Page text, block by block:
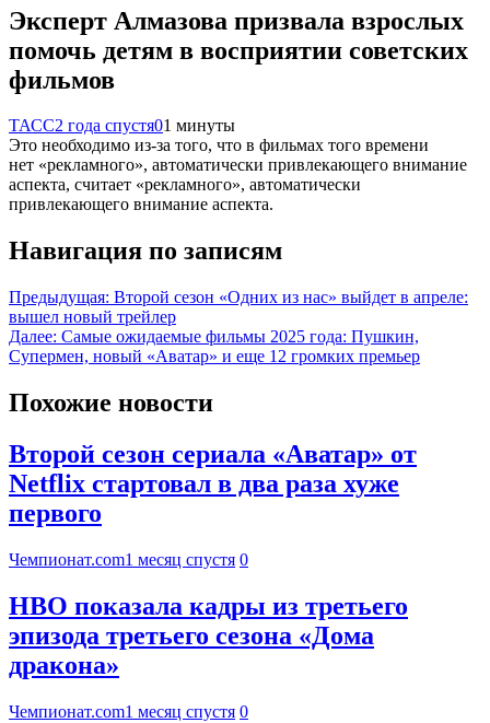
Эксперт Алмазова призвала взрослых
помочь детям в восприятии советских
фильмов
ТАСС2 года спустя01 минуты
Это необходимо из-за того, что в фильмах того времени
нет «рекламного», автоматически привлекающего внимание
аспекта, считает «рекламного», автоматически
привлекающего внимание аспекта.
Навигация по записям
Предыдущая: Второй сезон «Одних из нас» выйдет в апреле:
вышел новый трейлер
Далее: Самые ожидаемые фильмы 2025 года: Пушкин,
Супермен, новый «Аватар» и еще 12 громких премьер
Похожие новости
Второй сезон сериала «Аватар» от
Netflix стартовал в два раза хуже
первого
Чемпионат.com1 месяц спустя 0
HBO показала кадры из третьего
эпизода третьего сезона «Дома
дракона»
Чемпионат.com1 месяц спустя 0